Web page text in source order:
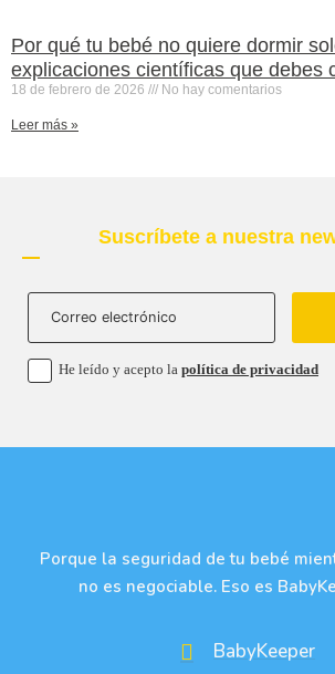
Por qué tu bebé no quiere dormir
explicaciones científicas que debes
18 de febrero de 2026 No hay comentarios
Leer más »
Suscríbete a nuestra
He leído y acepto la política de privacidad
Porque la seguridad de tu bebé
no es negociable. Eso es
BabyKeeper